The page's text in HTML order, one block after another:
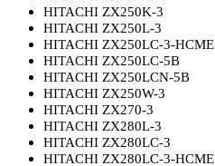
HITACHI ZX250K-3
HITACHI ZX250L-3
HITACHI ZX250LC-3-HCME
HITACHI ZX250LC-5B
HITACHI ZX250LCN-5B
HITACHI ZX250W-3
HITACHI ZX270-3
HITACHI ZX280L-3
HITACHI ZX280LC-3
HITACHI ZX280LC-3-HCME